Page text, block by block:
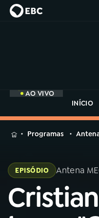
AO VIVO
INÍCIO
MENU
Buscar
na
Rádio
Rádio
MEC
Programas
EPISÓDIO Antena